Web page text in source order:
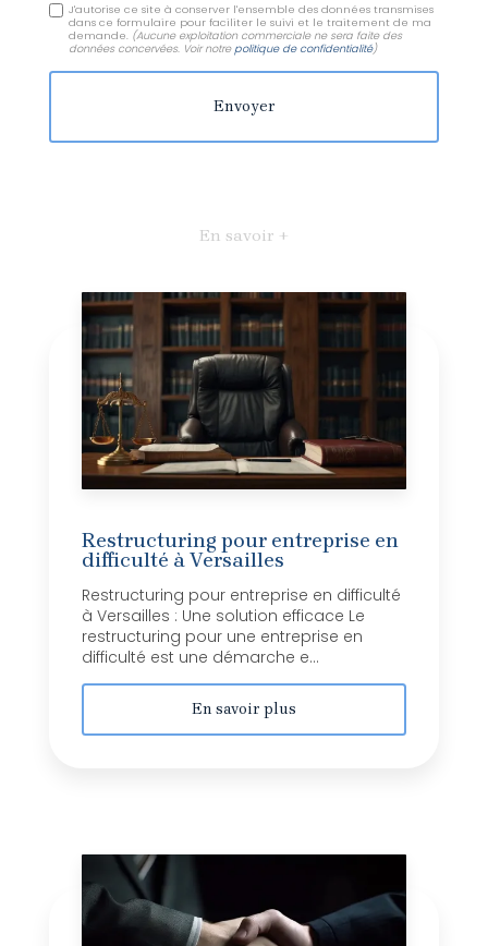
J'autorise ce site à conserver l'ensemble des données transmises
dans ce formulaire pour faciliter le suivi et le traitement de ma
demande. (Aucune exploitation commerciale ne sera faite des
données concervées. Voir notrepolitique de confidentialité)
En savoir +
Restructuring pour entreprise en
difficulté à Versailles
Restructuring pour entreprise en difficulté
à Versailles : Une solution efficace Le
restructuring pour une entreprise en
difficulté est une démarche e...
En savoir plus